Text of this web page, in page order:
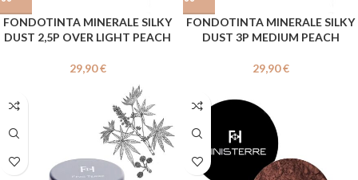
FONDOTINTA MINERALE SILKY
DUST 2,5P OVER LIGHT PEACH
29,90€
FONDOTINTA MINERALE SILKY
DUST 3P MEDIUM PEACH
29,90€